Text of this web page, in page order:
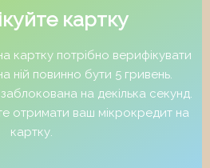
картку
картку потрібно верифікувати
ній повинно бути 5 гривень.
на декілька секунд.
отримати ваш мікрокредит на
картку.